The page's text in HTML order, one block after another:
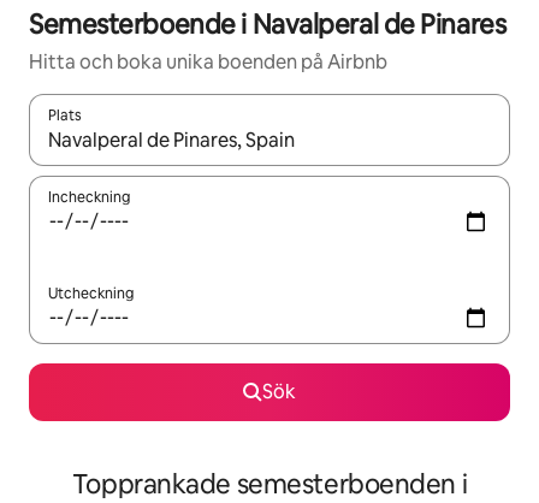
Semesterboende i Navalperal de Pinares
Hitta och boka unika boenden på Airbnb
Plats
När resultaten är tillgängliga kan du navigera med upp- och
Incheckning
Utcheckning
Sök
Topprankade semesterboenden i